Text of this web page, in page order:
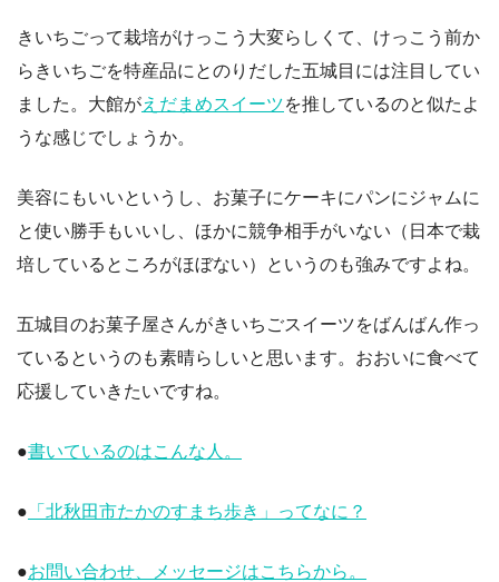
きいちごって栽培がけっこう大変らしくて、けっこう前か
らきいちごを特産品にとのりだした五城目には注目してい
ました。大館がえだまめスイーツを推しているのと似たよ
うな感じでしょうか。
美容にもいいというし、お菓子にケーキにパンにジャムに
と使い勝手もいいし、ほかに競争相手がいない（日本で栽
培しているところがほぼない）というのも強みですよね。
五城目のお菓子屋さんがきいちごスイーツをばんばん作っ
ているというのも素晴らしいと思います。おおいに食べて
応援していきたいですね。
●書いているのはこんな人。
● 「北秋田市たかのすまち歩き」ってなに？
●お問い合わせ、メッセージはこちらから。